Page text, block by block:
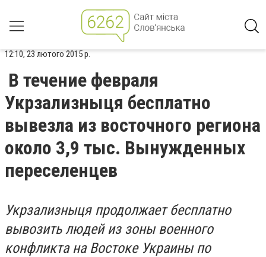
12:10, 23 лютого 2015 р.
В течение февраля
Укрзализныця бесплатно
вывезла из восточного региона
около 3,9 тыс. Вынужденных
переселенцев
Укрзализныця продолжает бесплатно
вывозить людей из зоны военного
конфликта на Востоке Украины по